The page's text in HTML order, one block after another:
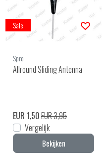
Sale
Spro
Allround Sliding Antenna
EUR 1,50EUR 3,95
Vergelijk
Bekijken